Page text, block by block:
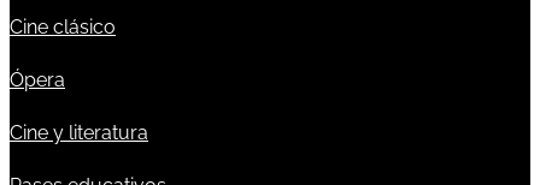
Cine clásico
Ópera
Cine y literatura